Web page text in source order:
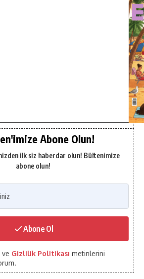
Abone Olun!
ilk siz haberdar olun! Bültenimize
abone olun!
Abone Ol
ve Gizlilik Politikası metinlerini